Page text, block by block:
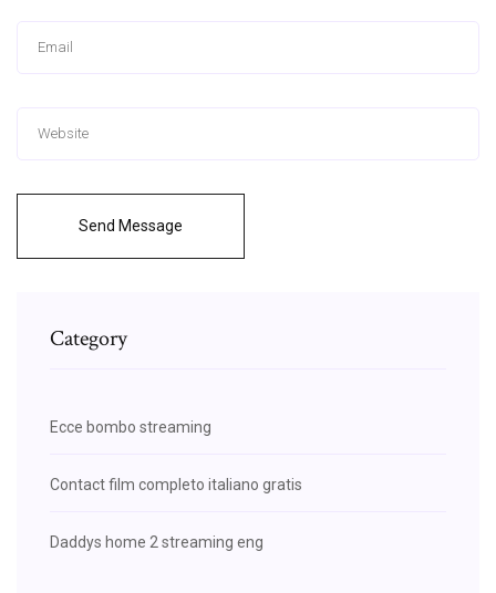
Send Message
Category
Ecce bombo streaming
Contact film completo italiano gratis
Daddys home 2 streaming eng